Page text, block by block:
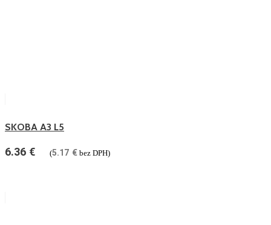
SKOBA A3 L5
6.36 € (5.17 € bez DPH)